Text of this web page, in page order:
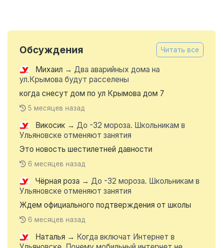
Обсуждения Читать все
Михаил → Два аварийных дома на
ул.Крымова будут расселены
когда снесут дом по ул Крымова дом 7
5 месяцев назад
Викосик → До -32 мороза. Школьникам в
Ульяновске отменяют занятия
Это новость шестилетней давности
6 месяцев назад
Чёрная роза → До -32 мороза. Школьникам в
Ульяновске отменяют занятия
Ждем официального подтверждения от школы
6 месяцев назад
Наталья → Когда включат Интернет в